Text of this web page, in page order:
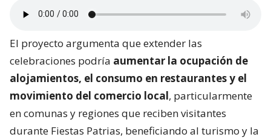
El proyecto argumenta que extender las
celebraciones podría aumentar la ocupación de
alojamientos, el consumo en restaurantes y el
movimiento del comercio local, particularmente
en comunas y regiones que reciben visitantes
durante Fiestas Patrias, beneficiando al turismo y la